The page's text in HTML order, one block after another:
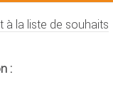
à la liste de souhaits
: